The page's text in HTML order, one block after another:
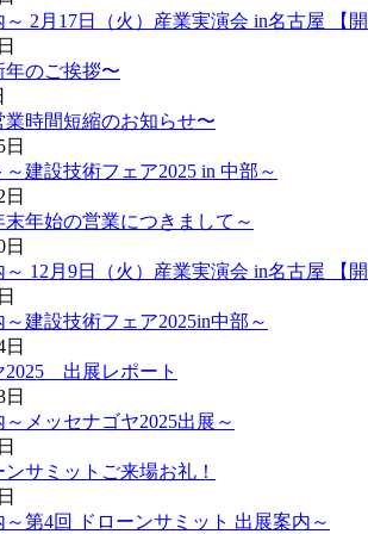
2月17日（火）産業実演会 in名古屋 【
年のご挨拶〜
業時間短縮のお知らせ〜
建設技術フェア2025 in 中部～
年始の営業につきまして～
12月9日（火）産業実演会 in名古屋 【
建設技術フェア2025in中部～
2025 出展レポート
メッセナゴヤ2025出展～
サミットご来場お礼！
第4回 ドローンサミット 出展案内～